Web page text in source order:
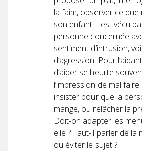
la faim, observer ce que
son enfant – est vécu
personne concernée
sentiment d’intrusion,
d’agression. Pour
d’aider se heurte
l’impression de mal faire
insister pour que la
mange, ou relâcher la
Doit-on adapter les
elle ? Faut-il parler de la
ou éviter le sujet ?